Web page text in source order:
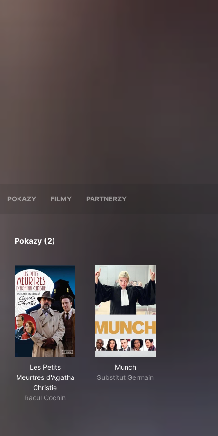
POKAZY FILMY PARTNERZY
Pokazy (2)
Les Petits
Meurtres d'Agatha
Christie
Raoul Cochin
Munch
Substitut Germain